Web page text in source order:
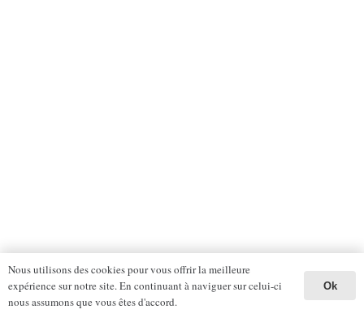
Nous utilisons des cookies pour vous offrir la meilleure
expérience sur notre site. En continuant à naviguer sur celui-ci
nous assumons que vous êtes d'accord.
Ok